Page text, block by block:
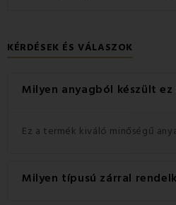
KÉRDÉSEK ÉS VÁLASZOK
Milyen anyagból készült ez
Ez a termék kiváló minőségű
Milyen típusú zárral